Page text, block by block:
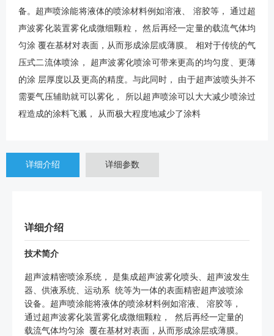
备。超声喷涂能将液体的喷涂材料例如溶液、 溶胶等， 通过超
声波雾化装置雾化成微细颗粒， 然后再经一定量的载流气体均
匀涂 覆在基材对表面，从而形成涂层或薄膜。 相对于传统的气
压式二流体喷涂， 超声波雾化喷涂可带来更高的均匀度、更薄
的涂 层厚度以及更高的精度。与此同时， 由于超声波喷头并不
需要气压辅助就可以雾化， 所以超声喷涂可以大大减少喷涂过
程造成的涂料飞溅， 从而极大程度地减少了涂料
详细介绍 详细参数
详细介绍
技术简介
超声波精密喷涂系统， 是集成超声波雾化喷头、超声波发生
器、供液系统、运动系 统等为一体的表面精密超声波喷涂
设备。超声喷涂能将液体的喷涂材料例如溶液、 溶胶等，
通过超声波雾化装置雾化成微细颗粒， 然后再经一定量的
载流气体均匀涂 覆在基材对表面，从而形成涂层或薄膜。